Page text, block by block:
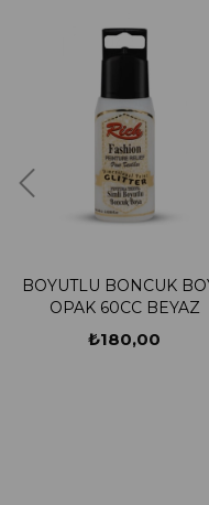
BOYUTLU BONCUK
OPAK 60CC BEYAZ
₺180,00